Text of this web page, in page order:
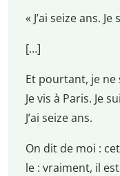
« J’ai seize ans.
[…]
Et pourtant, je ne
Je vis à Paris. Je
J’ai seize ans.
On dit de moi :
le : vraiment, il